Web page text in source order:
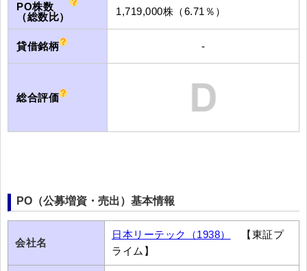
PO株数
（総数比）
1,719,000株（6.71％）
貸借銘柄 -
総合評価
PO（公募増資・売出）基本情報
会社名
日本リーテック（1938）
【東証プ
ライム】